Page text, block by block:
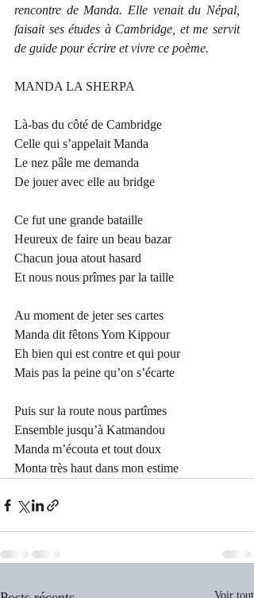
rencontre de Manda. Elle venait du Népal,
faisait ses études à Cambridge, et me servit
de guide pour écrire et vivre ce poème.
MANDA LA SHERPA
Là-bas du côté de Cambridge
Celle qui s’appelait Manda
Le nez pâle me demanda
De jouer avec elle au bridge
Ce fut une grande bataille
Heureux de faire un beau bazar
Chacun joua atout hasard
Et nous nous prîmes par la taille
Au moment de jeter ses cartes
Manda dit fêtons Yom Kippour
Eh bien qui est contre et qui pour
Mais pas la peine qu’on s’écarte
Puis sur la route nous partîmes
Ensemble jusqu’à Katmandou
Manda m’écouta et tout doux
Monta très haut dans mon estime
Voir tout